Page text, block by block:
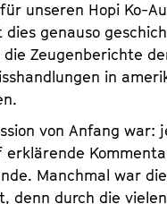
unseren Hopi Ko-
dies genauso
Zeugenberichte
in
von Anfang war:
erklärende
Manchmal war
denn durch die vielen